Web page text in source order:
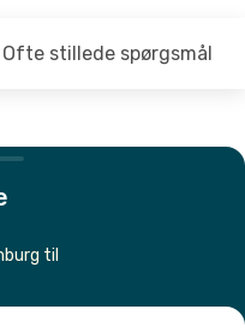
Ofte stillede spørgsmål
til